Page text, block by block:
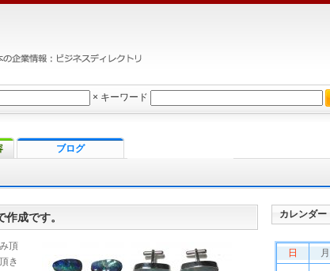
成です。
頂
き
カレンダー
日 月
× キーワード
ブログ